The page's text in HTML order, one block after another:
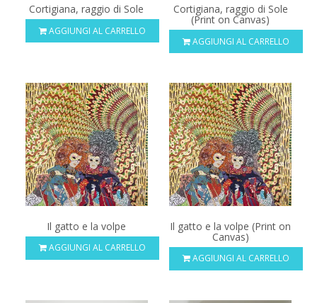
Cortigiana, raggio di Sole
AGGIUNGI AL CARRELLO
Cortigiana, raggio di Sole
(Print on Canvas)
AGGIUNGI AL CARRELLO
Il gatto e la volpe
AGGIUNGI AL CARRELLO
Il gatto e la volpe (Print on
Canvas)
AGGIUNGI AL CARRELLO